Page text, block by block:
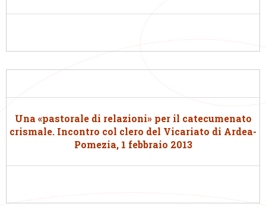
Una «pastorale di relazioni» per il catecumenato
crismale. Incontro col clero del Vicariato di Ardea-
Pomezia, 1 febbraio 2013